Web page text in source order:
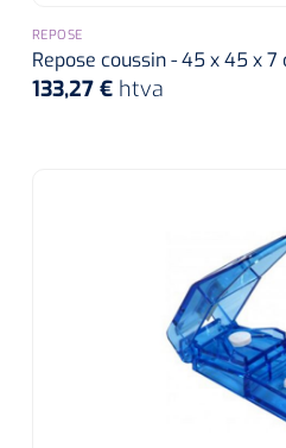
REPOSE
Repose coussin - 45 x 45 x 7
133,27 € htva